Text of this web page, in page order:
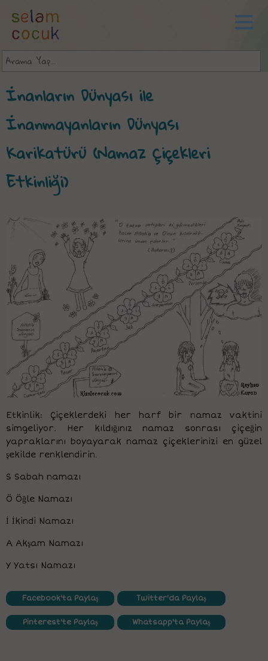
İnanların Dünyası ile
İnanmayanların Dünyası
Karikatürü (Namaz Çiçekleri
Etkinliği)
Etkinlik: Çiçeklerdeki her harf bir namaz vaktini
simgeliyor. Her kıldığınız namaz sonrası çiçeğin
yapraklarını boyayarak namaz çiçeklerinizi en güzel
şekilde renklendirin.
S Sabah namazı
Ö Öğle Namazı
İ İkindi Namazı
A Akşam Namazı
Y Yatsı Namazı
Facebook'ta Paylaş Twitter'da Paylaş
Pinterest'te Paylaş Whatsapp'ta Paylaş